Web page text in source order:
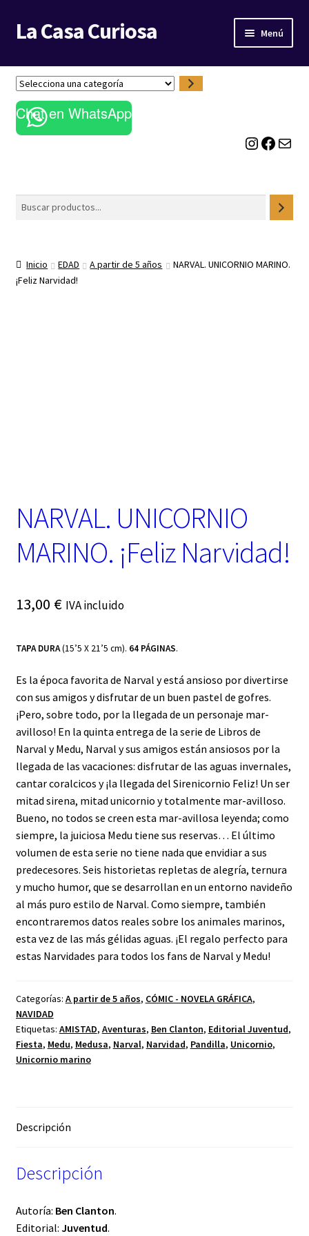
Ir
a
navegación
Ir
al
La Casa Curiosa Menú
LIBRERÍA
BLOG
S
e
l
e
a
c
Chat en WhatsApp
Instagram Facebook Correo electrónico
Buscar
Inicio EDAD A partir de 5 años
NARVAL. UNICORNIO MARINO.
¡Feliz Narvidad!
NARVAL. UNICORNIO
MARINO. ¡Feliz Narvidad!
13,00 € IVA incluido
TAPA DURA(15’5 X 21’5 cm). 64 PÁGINAS.
Es la época favorita de Narval y está ansioso por divertirse
con sus amigos y disfrutar de un buen pastel de gofres.
¡Pero, sobre todo, por la llegada de un personaje mar-
avilloso! En la quinta entrega de la serie de Libros de
Narval y Medu, Narval y sus amigos están ansiosos por la
llegada de las vacaciones: disfrutar de las aguas invernales,
cantar coralcicos y ¡la llegada del Sirenicornio Feliz! Un ser
mitad sirena, mitad unicornio y totalmente mar-avilloso.
Bueno, no todos se creen esta mar-avillosa leyenda; como
siempre, la juiciosa Medu tiene sus reservas… El último
volumen de esta serie no tiene nada que envidiar a sus
predecesores. Seis historietas repletas de alegría, ternura
y mucho humor, que se desarrollan en un entorno navideño
al más puro estilo de Narval. Como siempre, también
encontraremos datos reales sobre los animales marinos,
esta vez de las más gélidas aguas. ¡El regalo perfecto para
estas Narvidades para todos los fans de Narval y Medu!
Categorías: A partir de 5 años, CÓMIC - NOVELA GRÁFICA,
NAVIDAD
Etiquetas: AMISTAD, Aventuras, Ben Clanton, Editorial Juventud,
Fiesta, Medu, Medusa, Narval, Narvidad, Pandilla, Unicornio,
Unicornio marino
Descripción
Descripción
Autoría: Ben Clanton.
Editorial: Juventud.